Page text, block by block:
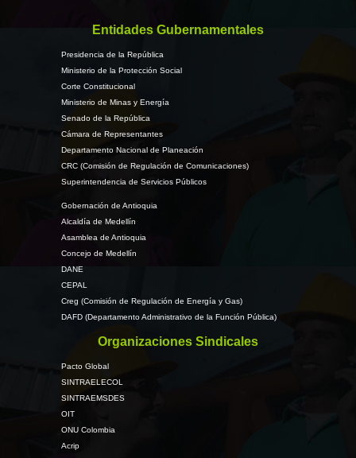
Entidades Gubernamentales
Presidencia de la República
Ministerio de la Protección Social
Corte Constitucional
Ministerio de Minas y Energía
Senado de la República
Cámara de Representantes
Departamento Nacional de Planeación
CRC (Comisión de Regulación de Comunicaciones)
Superintendencia de Servicios Públicos
Gobernación de Antioquia
Alcaldía de Medellín
Asamblea de Antioquia
Concejo de Medellín
DANE
CEPAL
Creg (Comisión de Regulación de Energía y Gas)
DAFD (Departamento Administrativo de la Función Pública)
Organizaciones Sindicales
Pacto Global
SINTRAELECOL
SINTRAEMSDES
OIT
ONU Colombia
Acrip